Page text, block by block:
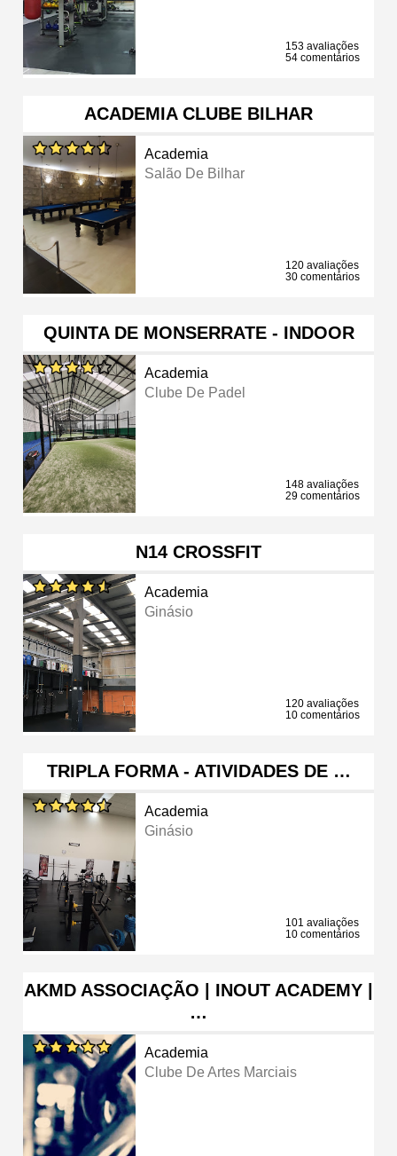
153 avaliações
54 comentários
ACADEMIA CLUBE BILHAR
Academia
Salão De Bilhar
120 avaliações
30 comentários
QUINTA DE MONSERRATE - INDOOR
Academia
Clube De Padel
148 avaliações
29 comentários
N14 CROSSFIT
Academia
Ginásio
120 avaliações
10 comentários
TRIPLA FORMA - ATIVIDADES DE …
Academia
Ginásio
101 avaliações
10 comentários
AKMD ASSOCIAÇÃO | INOUT ACADEMY |
…
Academia
Clube De Artes Marciais